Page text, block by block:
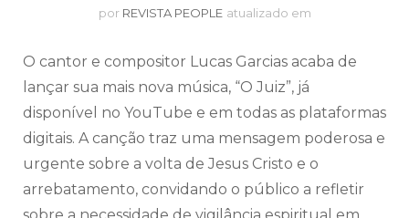
por REVISTA PEOPLE atualizado em
O cantor e compositor Lucas Garcias acaba de
lançar sua mais nova música, “O Juiz”, já
disponível no YouTube e em todas as plataformas
digitais. A canção traz uma mensagem poderosa e
urgente sobre a volta de Jesus Cristo e o
arrebatamento, convidando o público a refletir